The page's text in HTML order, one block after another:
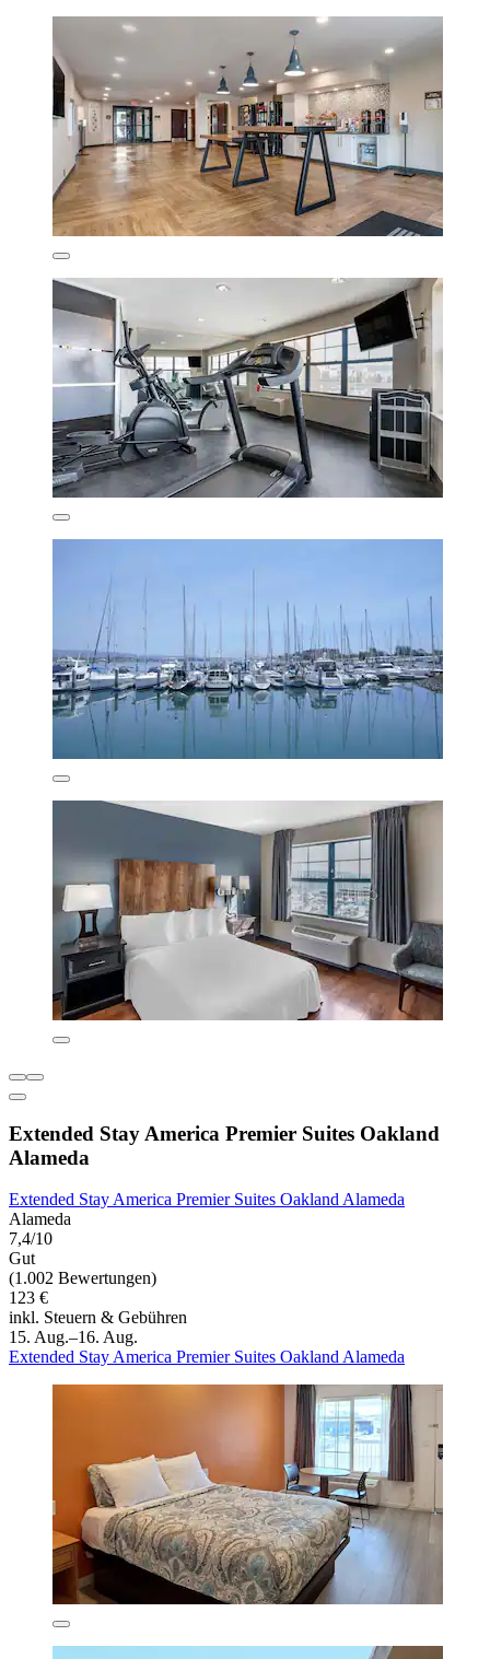
Extended Stay America Premier Suites Oakland
Alameda
Extended Stay America Premier Suites Oakland Alameda
Alameda
7,4/10
Gut
(1.002 Bewertungen)
123 €
inkl. Steuern & Gebühren
15. Aug.–16. Aug.
Extended Stay America Premier Suites Oakland Alameda